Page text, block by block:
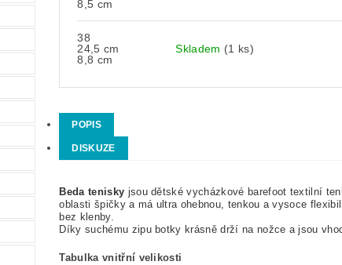
8,5 cm
38
24,5 cm
8,8 cm
Skladem (1 ks)
POPIS
DISKUZE
Beda tenisky jsou dětské vycházkové barefoot textilní
oblasti špičky a má ultra ohebnou, tenkou a vysoce
bez klenby.
Díky suchému zipu botky krásně drží na nožce a jsou
Tabulka vnitřní velikosti